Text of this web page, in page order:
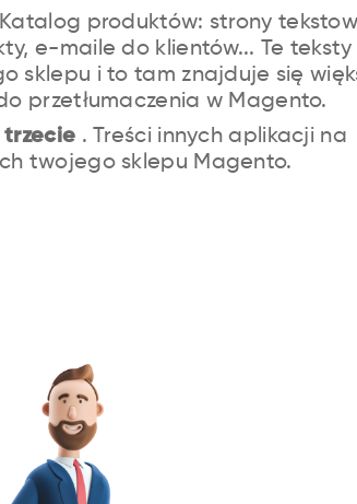
produktów: strony
e-maile do klientów... Te
sklepu i to tam znajduje się
przetłumaczenia w Magento.
. Treści innych aplikacji na
twojego sklepu Magento.